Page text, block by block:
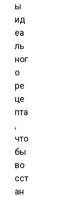
ы
ид
еа
ль
ног
о
ре
це
пта
,
что
бы
во
сст
ан